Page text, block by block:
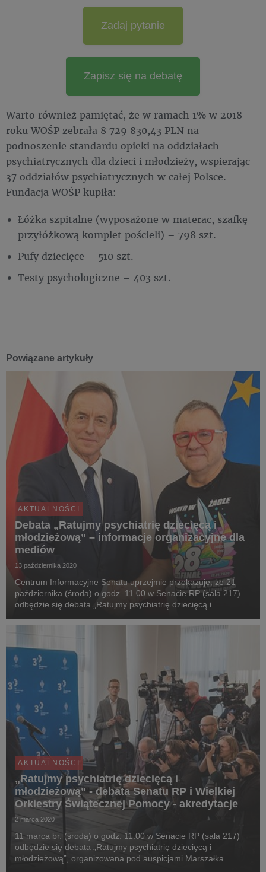
Zadaj pytanie
Zapisz się na debatę
Warto również pamiętać, że w ramach 1% w 2018
roku WOŚP zebrała 8 729 830,43 PLN na
podnoszenie standardu opieki na oddziałach
psychiatrycznych dla dzieci i młodzieży, wspierając
37 oddziałów psychiatrycznych w całej Polsce.
Fundacja WOŚP kupiła:
Łóżka szpitalne (wyposażone w materac, szafkę
przyłóżkową komplet pościeli) – 798 szt.
Pufy dziecięce – 510 szt.
Testy psychologiczne – 403 szt.
Powiązane artykuły
AKTUALNOŚCI
Debata „Ratujmy psychiatrię dziecięcą i
młodzieżową” – informacje organizacyjne dla
mediów
13 października 2020
Centrum Informacyjne Senatu uprzejmie przekazuje, że 21
października (środa) o godz. 11.00 w Senacie RP (sala 217)
odbędzie się debata „Ratujmy psychiatrię dziecięcą i
Senatu RP prof. Tomasza Grodzkiego oraz Prezesa Zar...
AKTUALNOŚCI
„Ratujmy psychiatrię dziecięcą i
młodzieżową” - debata Senatu RP i Wielkiej
Orkiestry Świątecznej Pomocy - akredytacje
2 marca 2020
11 marca br. (środa) o godz. 11.00 w Senacie RP (sala 217)
odbędzie się debata „Ratujmy psychiatrię dziecięcą i
młodzieżową”, organizowana pod auspicjami Marszałka